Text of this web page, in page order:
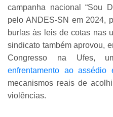
campanha nacional “Sou
pelo ANDES-SN em 2024,
burlas às leis de cotas nas
sindicato também aprovou,
Congresso na Ufes,
enfrentamento ao assédio
mecanismos reais de
violências.